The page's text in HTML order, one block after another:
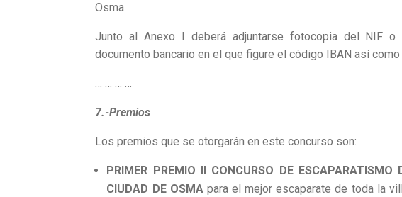
Osma.
Junto al Anexo I deberá adjuntarse fotocopia del NIF
documento bancario en el que figure el código IBAN así
… … … …
7.-Premios
Los premios que se otorgarán en este concurso son:
PRIMER PREMIO II CONCURSO DE
CIUDAD DE OSMApara el mejor escaparate de toda la